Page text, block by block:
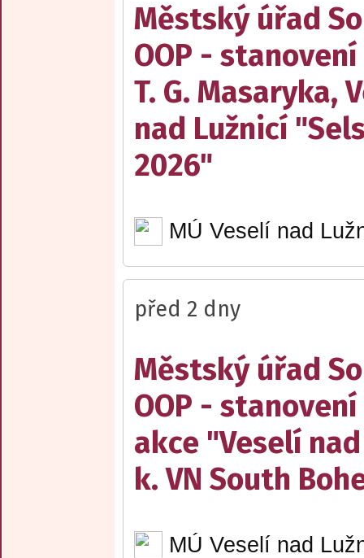
Městský úřad
OOP -
T. G. Masaryka,
nad Lužnicí
2026"
MÚ Veselí nad
před 2 dny
Městský úřad
OOP -
akce "Veselí
k. VN South
MÚ Veselí nad